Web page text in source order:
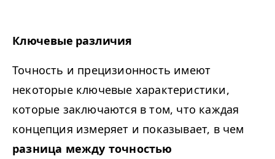
Ключевые различия
Точность и прецизионность имеют
некоторые ключевые характеристики,
которые заключаются в том, что каждая
концепция измеряет и показывает, в чем
разница между точностью